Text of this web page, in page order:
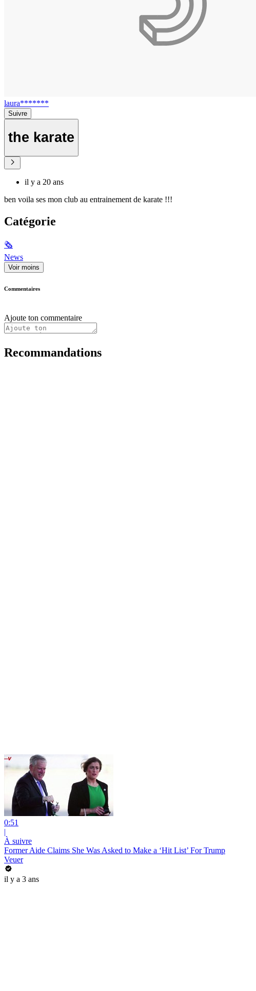
laura*******
Suivre
the karate
il y a 20 ans
ben voila ses mon club au entrainement de karate !!!
Catégorie
🗞
News
Voir moins
Commentaires
Ajoute ton commentaire
Recommandations
0:51
|
À suivre
Former Aide Claims She Was Asked to Make a ‘Hit List’ For Trump
Veuer
il y a 3 ans